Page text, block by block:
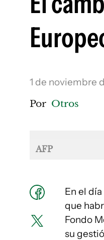
1 de noviembre
Por Otros
AFP
En el
que
Fondo
su